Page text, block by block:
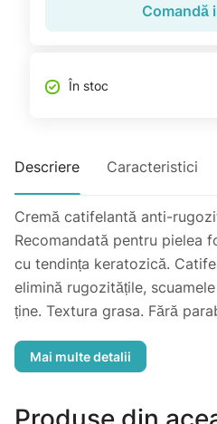
Comandă
În stoc
Descriere Caracteristici
Cremă catifelantă anti-
Recomandată pentru pielea
cu tendința keratozică.
elimină rugozitățile,
ține. Textura grasa. Fără
Mod de utilizare: Aplicați